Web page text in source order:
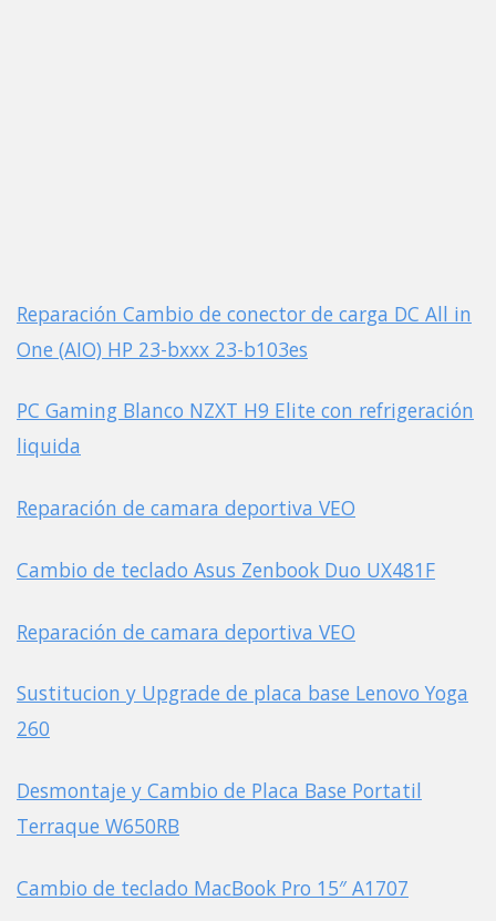
Reparación Cambio de conector de carga DC All in
One (AIO) HP 23-bxxx 23-b103es
PC Gaming Blanco NZXT H9 Elite con refrigeración
liquida
Reparación de camara deportiva VEO
Cambio de teclado Asus Zenbook Duo UX481F
Reparación de camara deportiva VEO
Sustitucion y Upgrade de placa base Lenovo Yoga
260
Desmontaje y Cambio de Placa Base Portatil
Terraque W650RB
Cambio de teclado MacBook Pro 15″ A1707